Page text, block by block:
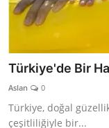
Türkiye'de Bir
Aslan 0
Türkiye, doğal
çeşitliliğiyle bir...